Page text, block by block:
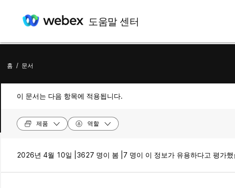
도움말 센터
홈 / 문서
이 문서는 다음 항목에 적용됩니다.
제품 역할
2026년 4월 10일 | 3627 명이 봄 | 7 명이 이 정보가 유용하다고 평가했